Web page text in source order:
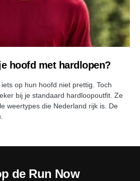
hoofd met hardlopen?
op hun hoofd niet prettig. Toch
bij je standaard hardloopoutfit. Ze
weertypes die Nederland rijk is. De
de Run Now